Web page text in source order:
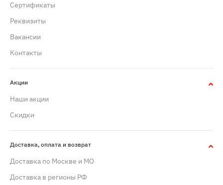
Сертификаты
Реквизиты
Вакансии
Контакты
Акции
Наши акции
Скидки
Доставка, оплата и возврат
Доставка по Москве и МО
Доставка в регионы РФ